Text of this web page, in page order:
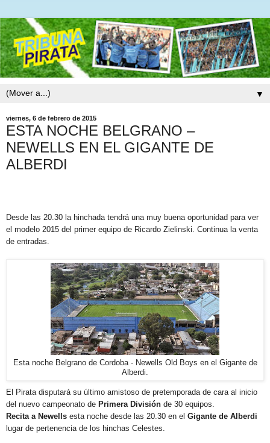
▼
viernes, 6 de febrero de 2015
ESTA NOCHE BELGRANO –
NEWELLS EN EL GIGANTE DE
ALBERDI
Desde las 20.30 la hinchada tendrá una muy buena oportunidad para ver
el modelo 2015 del primer equipo de Ricardo Zielinski. Continua la venta
de entradas.
Esta noche Belgrano de Cordoba - Newells Old Boys en el Gigante de
Alberdi.
El Pirata disputará su último amistoso de pretemporada de cara al inicio
del nuevo campeonato de Primera División de 30 equipos.
Recita a Newells esta noche desde las 20.30 en el Gigante de Alberdi
lugar de pertenencia de los hinchas Celestes.